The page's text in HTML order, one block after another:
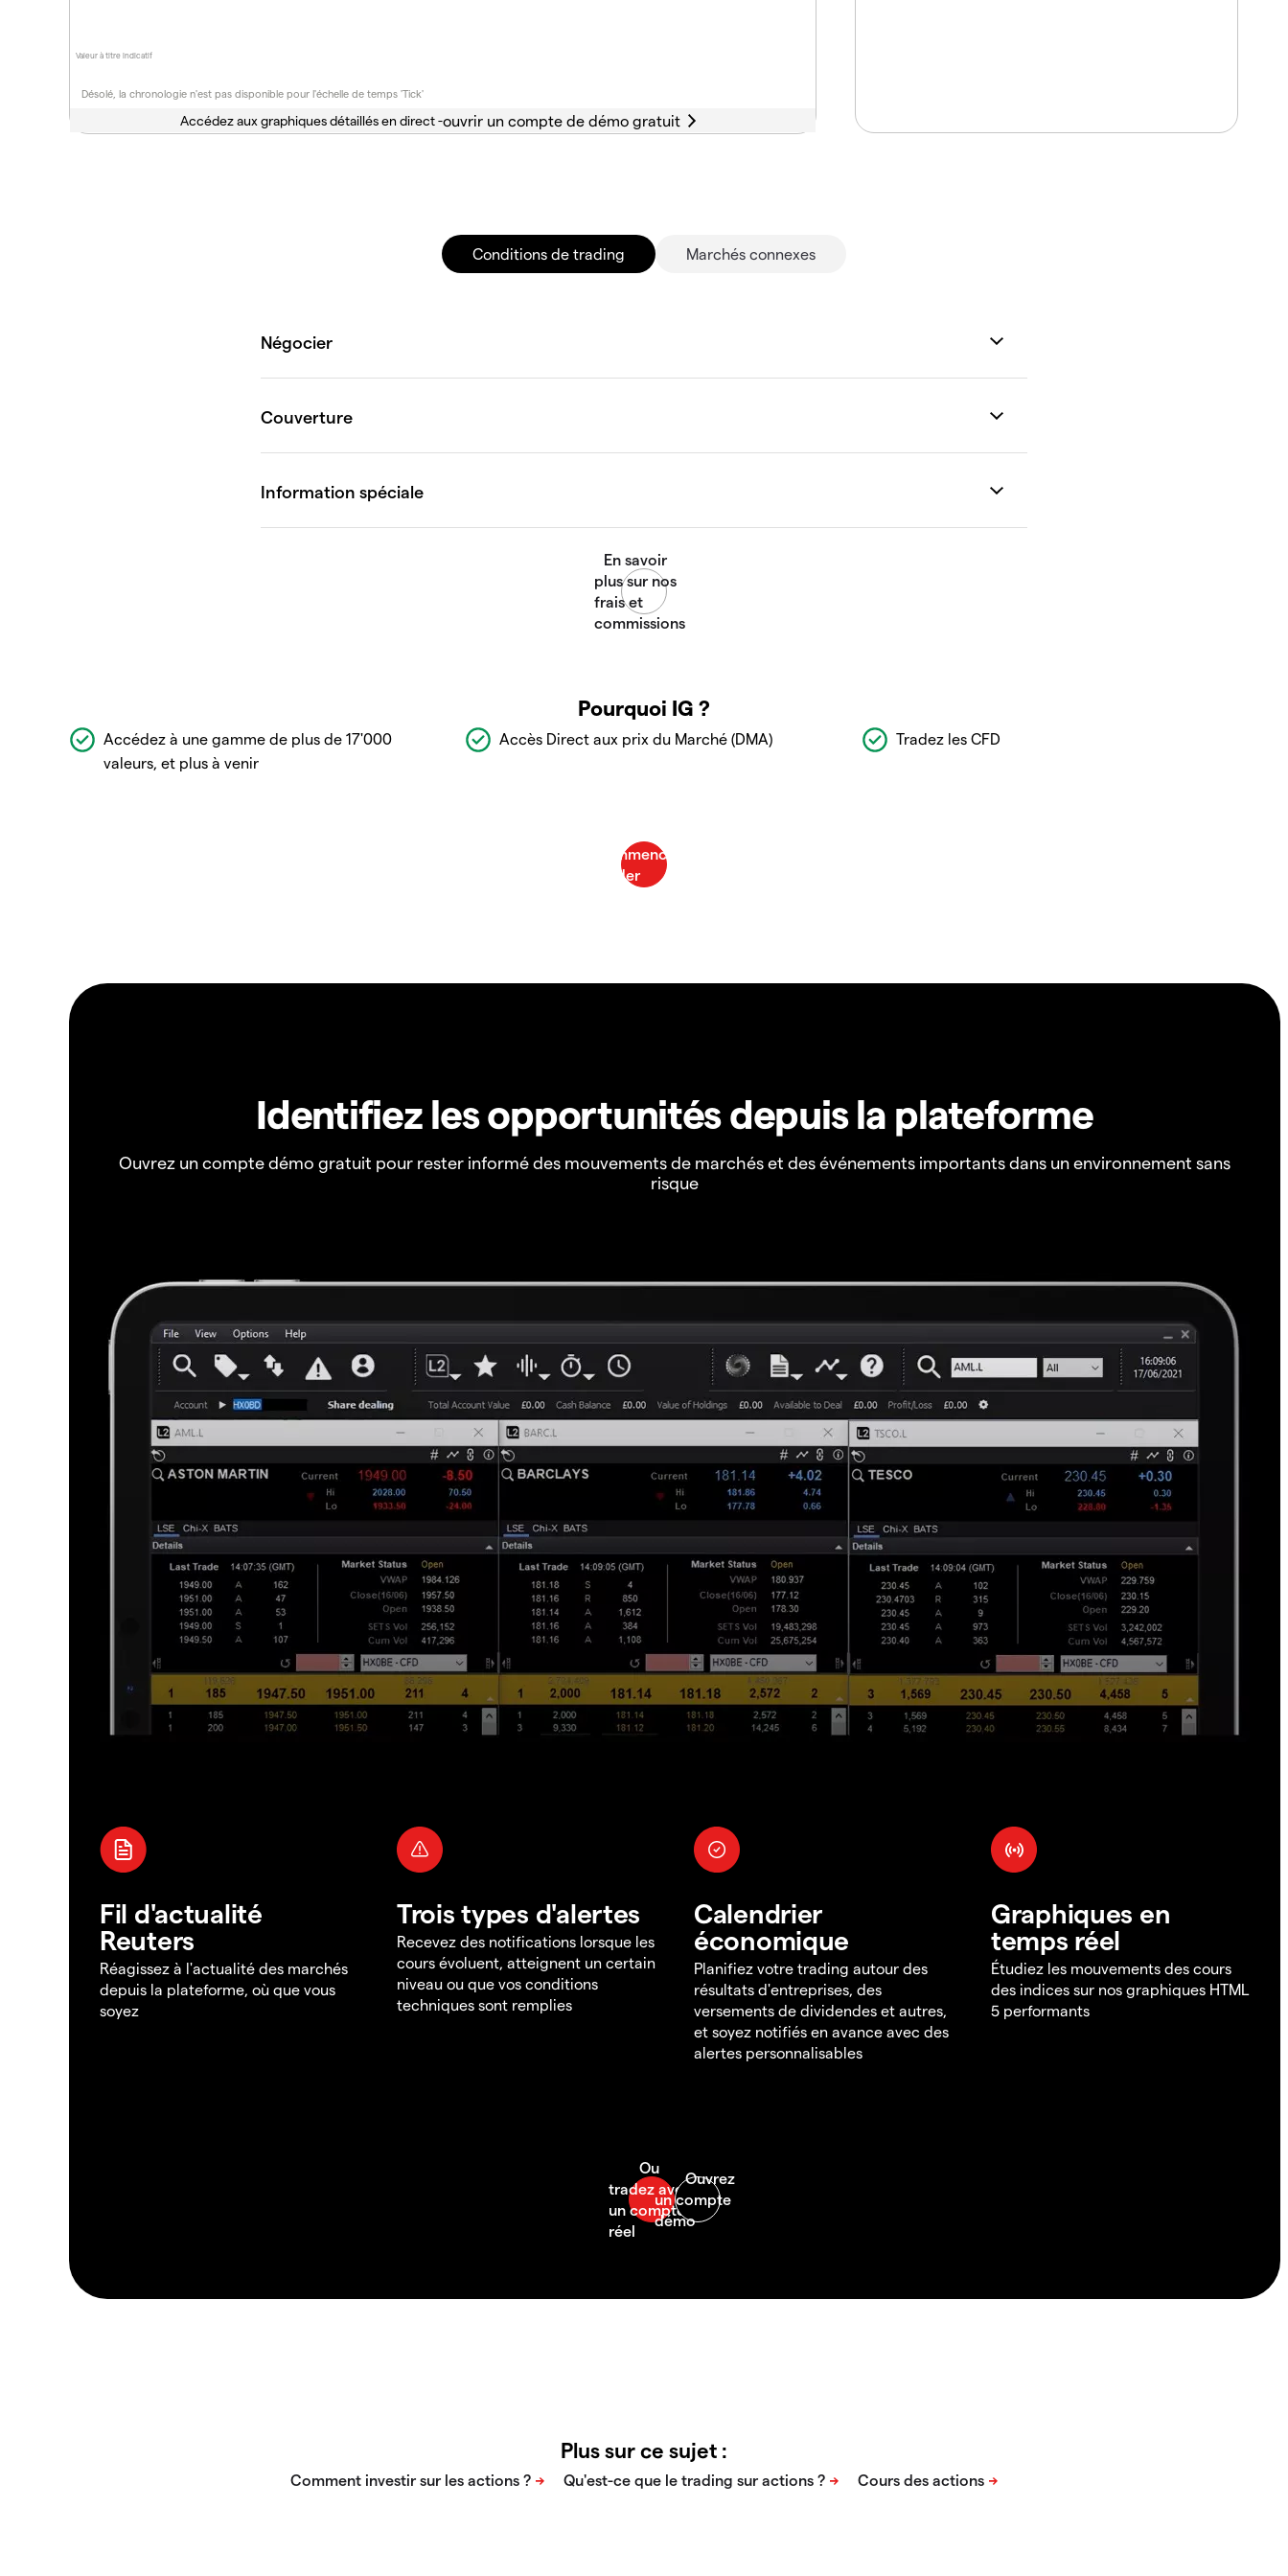
Désolé, la chronologie n'est pas disponible pour l'échelle de temps 'Tick'
Valeur à titre indicatif
Accédez aux graphiques détaillés en direct -
Conditions de trading Marchés connexes
Pourquoi IG ?
Accédez à une gamme de plus de 17'000
valeurs, et plus à venir
Accès Direct aux prix du Marché (DMA) Tradez les CFD
Identifiez les opportunités depuis la plateforme
Ouvrez un compte démo gratuit pour rester informé des mouvements de marchés et des événements importants dans un environnement sans
risque
Fil d'actualité
Reuters
Réagissez à l'actualité des marchés
depuis la plateforme, où que vous
soyez
Trois types d'alertes
Recevez des notifications lorsque les
cours évoluent, atteignent un certain
niveau ou que vos conditions
techniques sont remplies
Calendrier
économique
Planifiez votre trading autour des
résultats d'entreprises, des
versements de dividendes et autres,
et soyez notifiés en avance avec des
alertes personnalisables
Graphiques en
temps réel
Étudiez les mouvements des cours
des indices sur nos graphiques HTML
5 performants
Plus sur ce sujet :